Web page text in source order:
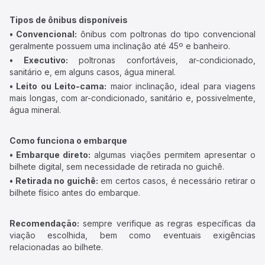
Tipos de ônibus disponíveis
• Convencional: ônibus com poltronas do tipo convencional
geralmente possuem uma inclinação até 45º e banheiro.
• Executivo: poltronas confortáveis, ar-condicionado,
sanitário e, em alguns casos, água mineral.
• Leito ou Leito-cama: maior inclinação, ideal para viagens
mais longas, com ar-condicionado, sanitário e, possivelmente,
água mineral.
Como funciona o embarque
• Embarque direto: algumas viações permitem apresentar o
bilhete digital, sem necessidade de retirada no guichê.
• Retirada no guichê: em certos casos, é necessário retirar o
bilhete físico antes do embarque.
Recomendação: sempre verifique as regras específicas da
viação escolhida, bem como eventuais exigências
relacionadas ao bilhete.